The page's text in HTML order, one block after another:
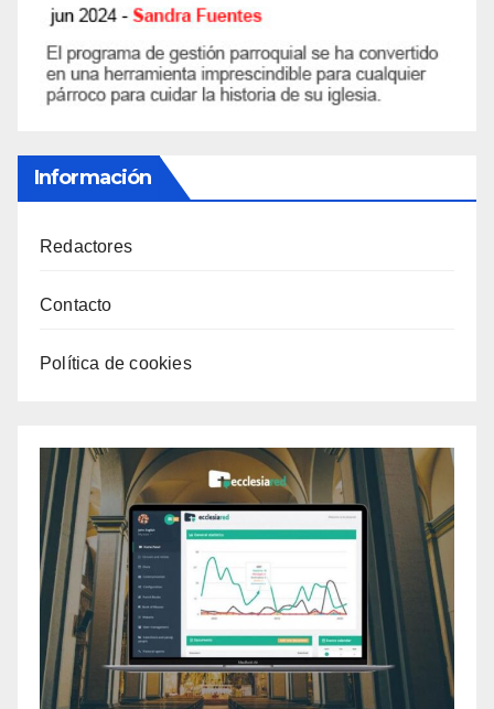
Información
Redactores
Contacto
Política de cookies